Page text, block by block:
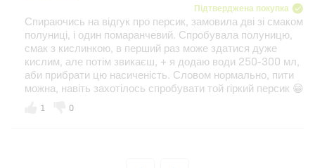
Підтверджена покупка
Спираючись на відгук про персик, замовила дві зі смаком
полуниці, і один помаранчевий. Спробувала полуницю,
смак з кислинкою, в перший раз може здатися дуже
кислим, але потім звикаєш, + я додаю води 250-300 мл,
аби прибрати цю насиченість. Словом нормально, пити
можна, навіть захотілось спробувати той гіркий персик 😁
1 0